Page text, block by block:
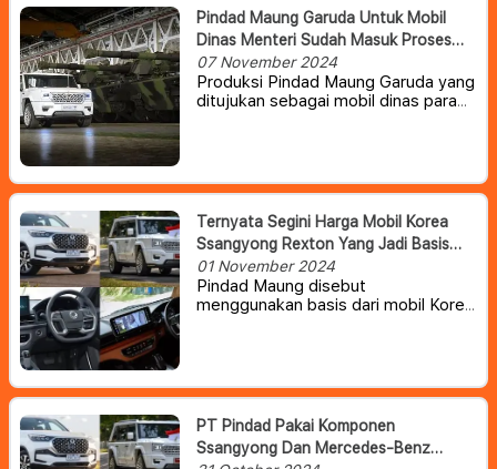
Pindad Maung Garuda Untuk Mobil
Dinas Menteri Sudah Masuk Proses
Produksi
07 November 2024
Produksi Pindad Maung Garuda yang
ditujukan sebagai mobil dinas para
Pasalnya, PT Pindad kini sedang
memproduksinya, sesuai dengan
keinginan dari Presiden Prabowo
Subianto.
Ternyata Segini Harga Mobil Korea
Ssangyong Rexton Yang Jadi Basis
Pindad Maung
01 November 2024
Pindad Maung disebut
menggunakan basis dari mobil Korea
PT Pindad Pakai Komponen
Ssangyong Dan Mercedes-Benz